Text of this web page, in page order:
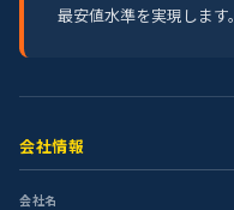
最安値水準を実現します。
会社情報
会社名